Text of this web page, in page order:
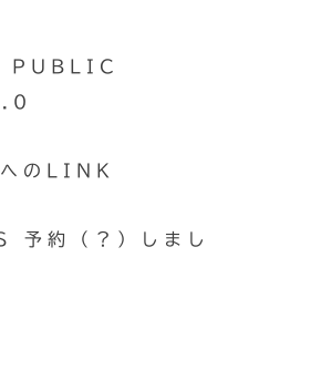
PUBLIC
のLINK
約（？）しまし